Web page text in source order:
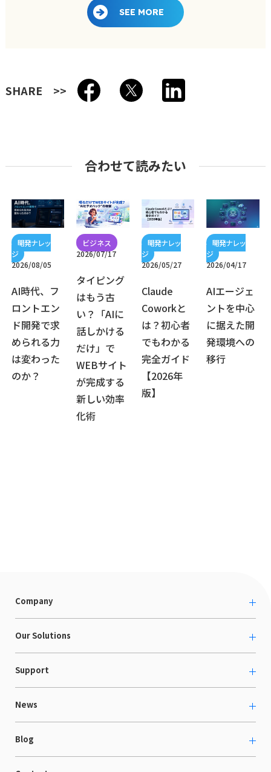
SEE MORE
SHARE
合わせて読みたい
2026/08/05
AI時代、フ
ロントエン
ド開発で求
められる力
は変わった
のか？
2026/07/17
タイピング
はもう古
い？「AIに
話しかける
だけ」で
WEBサイト
が完成する
新しい効率
化術
2026/05/27
Claude
Coworkと
は？初心者
でもわかる
完全ガイド
【2026年
版】
2026/04/17
AIエージェ
ントを中心
に据えた開
発環境への
移行
Company
About us
カルチャー
採用情報
Our Solutions
越境ECコンサルティング
Shopee支援
LaunchCart
海外向けホームページ制作
Support
お役立ち資料
セミナー情報
News
プレスリリース
イベント
Blog